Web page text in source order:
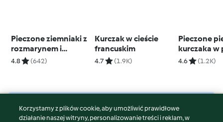
Pieczone ziemniaki z
rozmarynem i
czosnkiem
4.8 (642)
Kurczak w cieście
francuskim
4.7 (1.9K)
Pieczone
kurczaka w
smakach z
4.6 (1.2K)
© Copyright 2026
Korzystamy z plików cookie, aby umożliwić prawidłowe
działanie naszej witryny, personalizowanie treści i reklam, w